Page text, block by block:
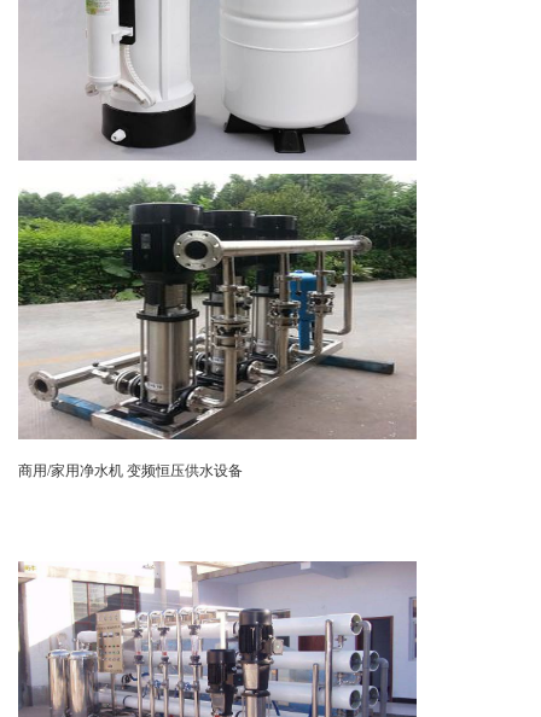
商用/家用净水机 变频恒压供水设备